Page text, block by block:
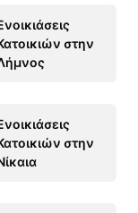
στην
στην